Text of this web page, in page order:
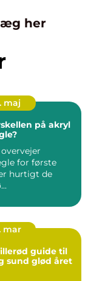
her
maj
på akryl
for første
hurtigt de
mar
guide til
sund glød året